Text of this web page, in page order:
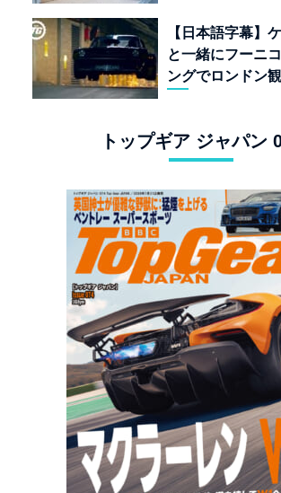
【日本語字幕】
と一緒にフーニ
ングでロンドン
トップギア ジャパン